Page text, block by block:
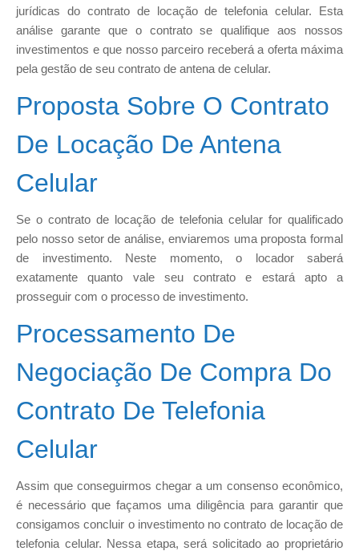
jurídicas do contrato de locação de telefonia celular. Esta
análise garante que o contrato se qualifique aos nossos
investimentos e que nosso parceiro receberá a oferta máxima
pela gestão de seu contrato de antena de celular.
Proposta Sobre O Contrato
De Locação De Antena
Celular
Se o contrato de locação de telefonia celular for qualificado
pelo nosso setor de análise, enviaremos uma proposta formal
de investimento. Neste momento, o locador saberá
exatamente quanto vale seu contrato e estará apto a
prosseguir com o processo de investimento.
Processamento De
Negociação De Compra Do
Contrato De Telefonia
Celular
Assim que conseguirmos chegar a um consenso econômico,
é necessário que façamos uma diligência para garantir que
consigamos concluir o investimento no contrato de locação de
telefonia celular. Nessa etapa, será solicitado ao proprietário